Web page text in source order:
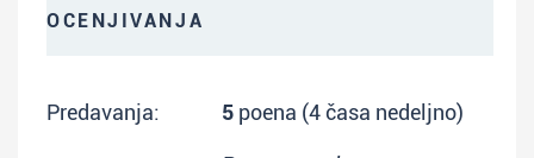
OCENJIVANJA
Predavanja: 5 poena (4 časa nedeljno)